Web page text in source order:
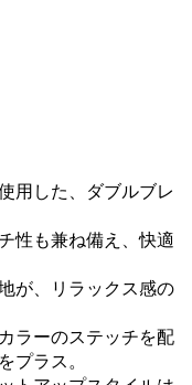
用した、ダブルブレ
性も兼ね備え、快適
が、リラックス感の
ラーのステッチを配
プラス。